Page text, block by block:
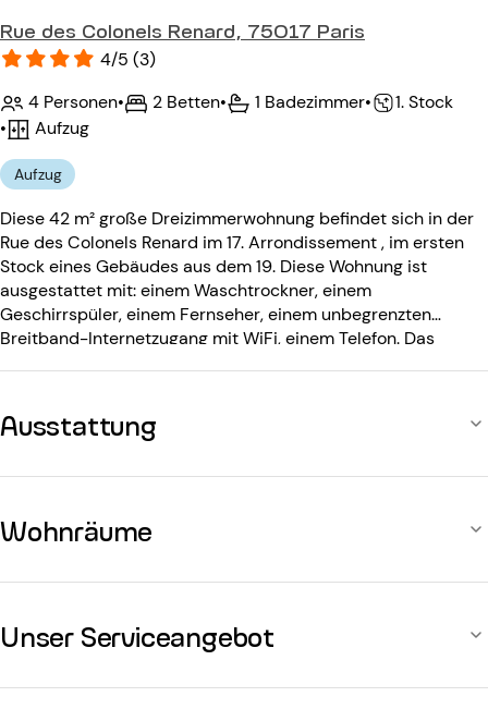
Rue des Colonels Renard, 75017 Paris
4/5 (3)
4 Personen• 2 Betten• 1 Badezimmer•
1. Stock
•
Aufzug
Aufzug
Diese 42 m² große Dreizimmerwohnung befindet sich in der
Rue des Colonels Renard im 17. Arrondissement , im ersten
Stock eines Gebäudes aus dem 19. Diese Wohnung ist
ausgestattet mit: einem Waschtrockner, einem
Geschirrspüler, einem Fernseher, einem unbegrenzten
Breitband-Internetzugang mit WiFi, einem Telefon. Das
Ausstattung
Wohnräume
Unser Serviceangebot